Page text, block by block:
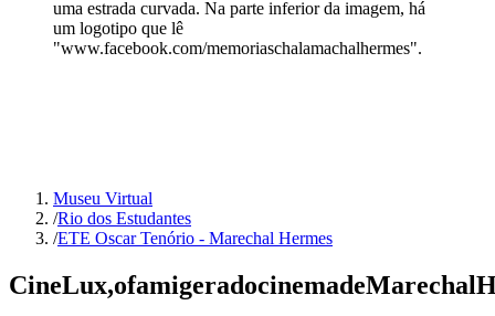
uma estrada curvada. Na parte inferior da imagem, há
um logotipo que lê
"www.facebook.com/memoriaschalamachalhermes".
Museu Virtual
/Rio dos Estudantes
/ETE Oscar Tenório - Marechal Hermes
CineLux,ofamigeradocinemadeMarechal